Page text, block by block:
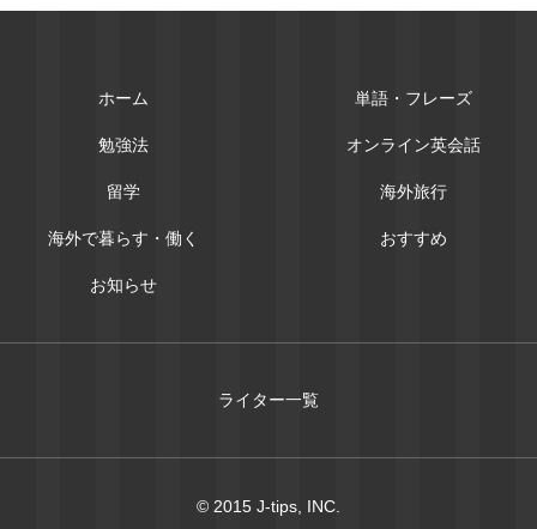
ホーム 単語・フレーズ
勉強法 オンライン英会話
留学 海外旅行
海外で暮らす・働く おすすめ
お知らせ
ライター一覧
© 2015 J-tips, INC.